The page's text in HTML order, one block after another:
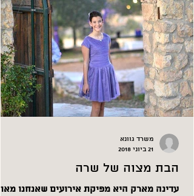
הבת מצוה של שרה
עדינה מארק היא מפיקת אירועים שאנחנו
משרד גוונא
21 ביוני 2018